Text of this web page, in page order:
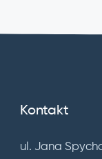
Kontakt
ul. Jana